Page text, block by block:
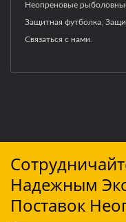
Неопреновые
Защитная футболка
Связаться с нами
Надежным
Поставок